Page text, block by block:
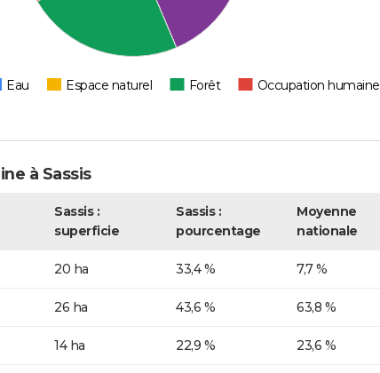
Eau Espace naturel Forêt
Occupation humaine
à Sassis
Sassis :
superficie
Sassis :
pourcentage
Moyenne
nationale
20 ha 33,4 % 7,7 %
26 ha 43,6 % 63,8 %
14 ha 22,9 % 23,6 %